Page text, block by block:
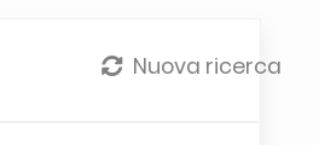
Nuova ricerca